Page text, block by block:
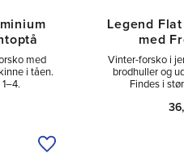
med
i tåen.
Tilføj til ønskeliste
Legend
med
Vinter-forsko i
brodhuller og
Findes i